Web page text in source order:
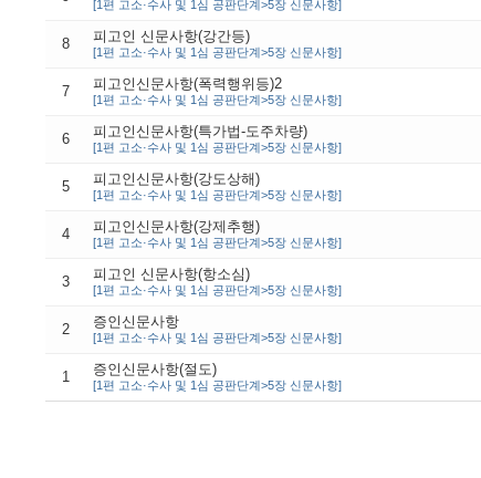
[1편 고소·수사 및 1심 공판단계>5장 신문사항]
8 피고인 신문사항(강간등)
[1편 고소·수사 및 1심 공판단계>5장 신문사항]
7 피고인신문사항(폭력행위등)2
[1편 고소·수사 및 1심 공판단계>5장 신문사항]
6 피고인신문사항(특가법-도주차량)
[1편 고소·수사 및 1심 공판단계>5장 신문사항]
5 피고인신문사항(강도상해)
[1편 고소·수사 및 1심 공판단계>5장 신문사항]
4 피고인신문사항(강제추행)
[1편 고소·수사 및 1심 공판단계>5장 신문사항]
3 피고인 신문사항(항소심)
[1편 고소·수사 및 1심 공판단계>5장 신문사항]
2 증인신문사항
[1편 고소·수사 및 1심 공판단계>5장 신문사항]
1 증인신문사항(절도)
[1편 고소·수사 및 1심 공판단계>5장 신문사항]